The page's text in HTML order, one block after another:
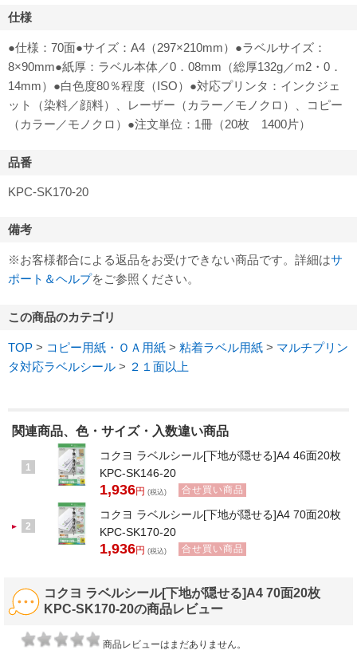
仕様
●仕様：70面●サイズ：A4（297×210mm）●ラベルサイズ：
8×90mm●紙厚：ラベル本体／0．08mm（総厚132g／m2・0．
14mm）●白色度80％程度（ISO）●対応プリンタ：インクジェ
ット（染料／顔料）、レーザー（カラー／モノクロ）、コピー
（カラー／モノクロ）●注文単位：1冊（20枚 1400片）
品番
KPC-SK170-20
備考
※お客様都合による返品をお受けできない商品です。詳細はサ
ポート＆ヘルプをご参照ください。
この商品のカテゴリ
TOP > コピー用紙・ＯＡ用紙 > 粘着ラベル用紙 > マルチプリン
タ対応ラベルシール > ２１面以上
関連商品、色・サイズ・入数違い商品
1
コクヨ ラベルシール[下地が隠せる]A4 46面20枚
KPC-SK146-20
1,936円 (税込) 合せ買い商品
2
コクヨ ラベルシール[下地が隠せる]A4 70面20枚
KPC-SK170-20
1,936円 (税込) 合せ買い商品
コクヨ ラベルシール[下地が隠せる]A4 70面20枚
KPC-SK170-20の商品レビュー
商品レビューはまだありません。